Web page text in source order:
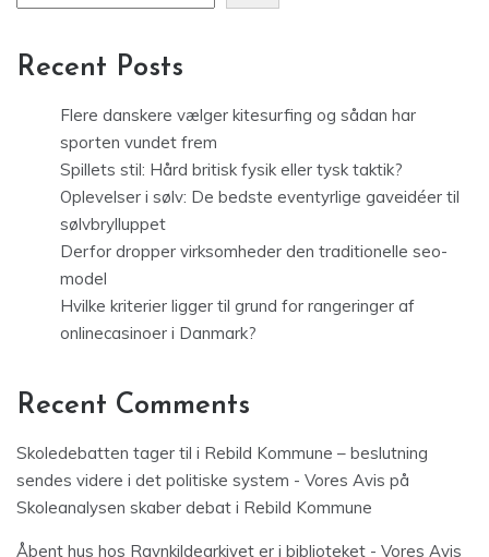
Recent Posts
Flere danskere vælger kitesurfing og sådan har
sporten vundet frem
Spillets stil: Hård britisk fysik eller tysk taktik?
Oplevelser i sølv: De bedste eventyrlige gaveidéer til
sølvbrylluppet
Derfor dropper virksomheder den traditionelle seo-
model
Hvilke kriterier ligger til grund for rangeringer af
onlinecasinoer i Danmark?
Recent Comments
Skoledebatten tager til i Rebild Kommune – beslutning
sendes videre i det politiske system - Vores Avis på
Skoleanalysen skaber debat i Rebild Kommune
Åbent hus hos Ravnkildearkivet er i biblioteket - Vores Avis